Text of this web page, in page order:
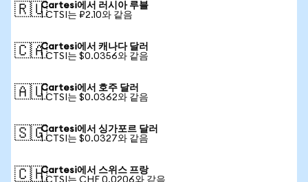
🇷🇺Cartesi에서 러시아 루블
1 CTSI는 ₽2.10와 같음
🇨🇦Cartesi에서 캐나다 달러
1 CTSI는 $0.0356와 같음
🇦🇺Cartesi에서 호주 달러
1 CTSI는 $0.0362와 같음
🇸🇬Cartesi에서 싱가포르 달러
1 CTSI는 $0.0327와 같음
🇨🇭Cartesi에서 스위스 프랑
1 CTSI는 CHF 0.0206와 같음